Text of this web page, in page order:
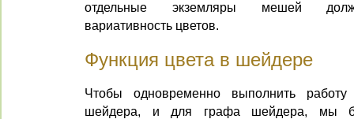
отдельные экземляры мешей
вариативность цветов.
Функция цвета в шейдере
Чтобы одновременно выполнить
шейдера, и для графа шейдера, мы